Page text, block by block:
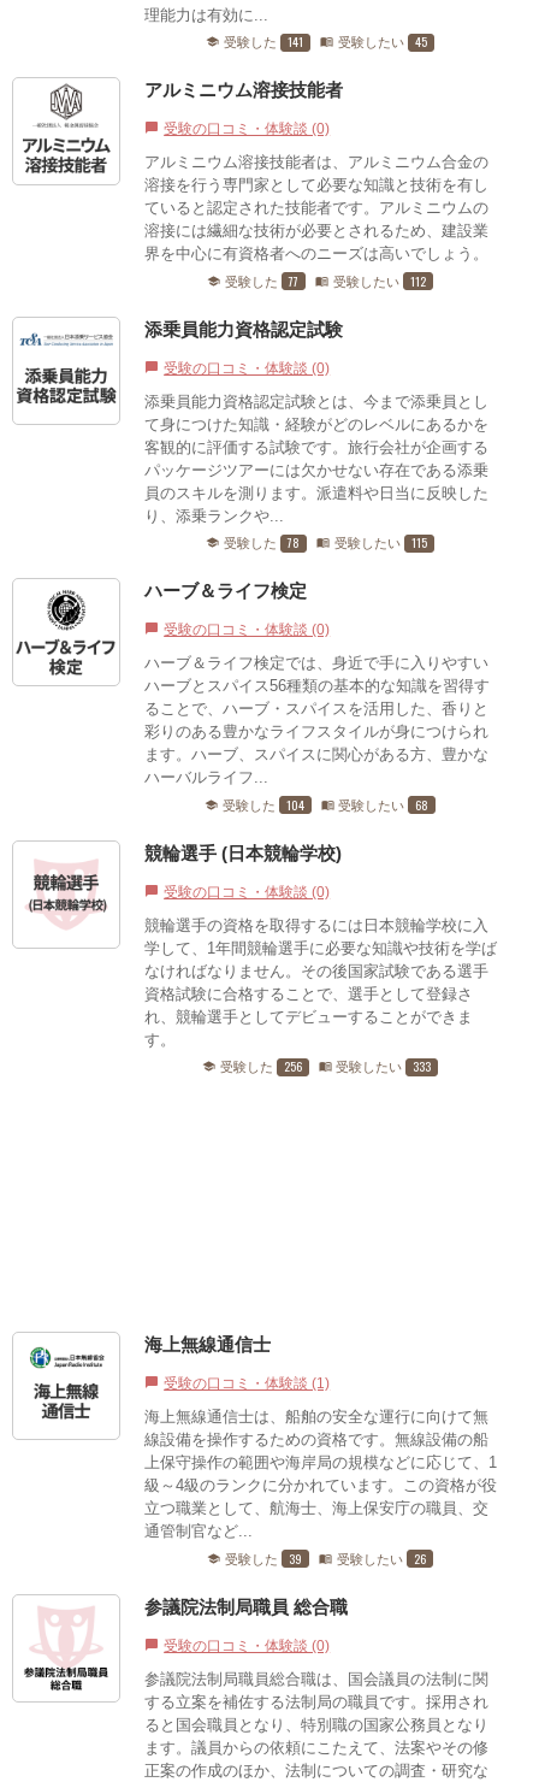
理能力は有効に...
school 受験した 141 menu_book 受験したい 45
アルミニウム溶接技能者
chat_bubble 受験の口コミ・体験談 (0)
アルミニウム溶接技能者は、アルミニウム合金の
溶接を行う専門家として必要な知識と技術を有し
ていると認定された技能者です。アルミニウムの
溶接には繊細な技術が必要とされるため、建設業
界を中心に有資格者へのニーズは高いでしょう。
school 受験した 77 menu_book 受験したい 112
添乗員能力資格認定試験
chat_bubble 受験の口コミ・体験談 (0)
添乗員能力資格認定試験とは、今まで添乗員とし
て身につけた知識・経験がどのレベルにあるかを
客観的に評価する試験です。旅行会社が企画する
パッケージツアーには欠かせない存在である添乗
員のスキルを測ります。派遣料や日当に反映した
り、添乗ランクや...
school 受験した 78 menu_book 受験したい 115
ハーブ＆ライフ検定
chat_bubble 受験の口コミ・体験談 (0)
ハーブ＆ライフ検定では、身近で手に入りやすい
ハーブとスパイス56種類の基本的な知識を習得す
ることで、ハーブ・スパイスを活用した、香りと
彩りのある豊かなライフスタイルが身につけられ
ます。ハーブ、スパイスに関心がある方、豊かな
ハーバルライフ...
school 受験した 104 menu_book 受験したい 68
競輪選手 (日本競輪学校)
chat_bubble 受験の口コミ・体験談 (0)
競輪選手の資格を取得するには日本競輪学校に入
学して、1年間競輪選手に必要な知識や技術を学ば
なければなりません。その後国家試験である選手
資格試験に合格することで、選手として登録さ
れ、競輪選手としてデビューすることができま
す。
school 受験した 256 menu_book 受験したい 333
海上無線通信士
chat_bubble 受験の口コミ・体験談 (1)
海上無線通信士は、船舶の安全な運行に向けて無
線設備を操作するための資格です。無線設備の船
上保守操作の範囲や海岸局の規模などに応じて、1
級～4級のランクに分かれています。この資格が役
立つ職業として、航海士、海上保安庁の職員、交
通管制官など...
school 受験した 39 menu_book 受験したい 26
参議院法制局職員 総合職
chat_bubble 受験の口コミ・体験談 (0)
参議院法制局職員総合職は、国会議員の法制に関
する立案を補佐する法制局の職員です。採用され
ると国会職員となり、特別職の国家公務員となり
ます。議員からの依頼にこたえて、法案やその修
正案の作成のほか、法制についての調査・研究な